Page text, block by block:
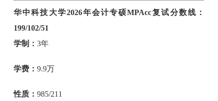
华中科技大学2026年会计专硕MPAcc复试分数线：
199/102/51
学制：3年
学费：9.9万
性质：985/211